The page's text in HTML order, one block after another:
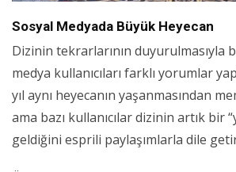
Sosyal Medyada Büyük Heyecan
Dizinin tekrarlarının duyurulmasıyla
medya kullanıcıları farklı yorumlar
yıl aynı heyecanın yaşanmasından
ama bazı kullanıcılar dizinin artık bir
geldiğini esprili paylaşımlarla dile